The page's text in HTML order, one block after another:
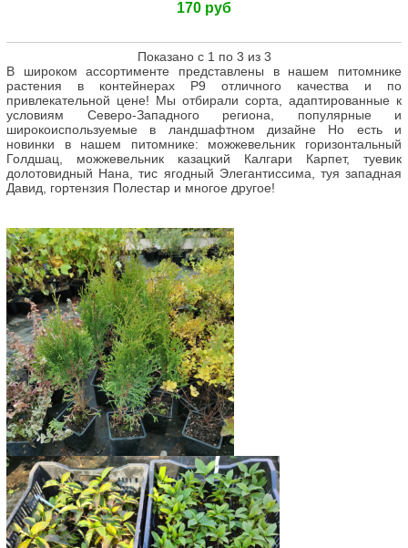
170 руб
Показано с 1 по 3 из 3
В широком ассортименте представлены в нашем питомнике
растения в контейнерах Р9 отличного качества и по
привлекательной цене! Мы отбирали сорта, адаптированные к
условиям Северо-Западного региона, популярные и
широкоиспользуемые в ландшафтном дизайне Но есть и
новинки в нашем питомнике: можжевельник горизонтальный
Голдшац, можжевельник казацкий Калгари Карпет, туевик
долотовидный Нана, тис ягодный Элегантиссима, туя западная
Давид, гортензия Полестар и многое другое!